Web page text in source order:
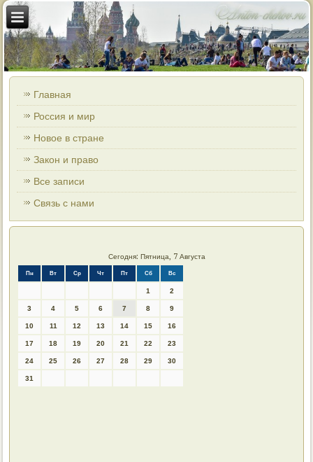
Главная
Россия и мир
Новое в стране
Закон и право
Все записи
Связь с нами
Сегодня: Пятница, 7 Августа
Пн Вт Ср Чт Пт Сб Вс
1 2
3 4 5 6 7 8 9
10 11 12 13 14 15 16
17 18 19 20 21 22 23
24 25 26 27 28 29 30
31